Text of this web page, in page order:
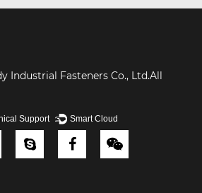
Industrial Fasteners Co., Ltd.All
Support ： Smart Cloud